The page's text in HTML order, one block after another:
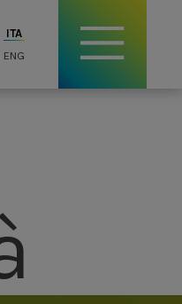
ITA
ENG